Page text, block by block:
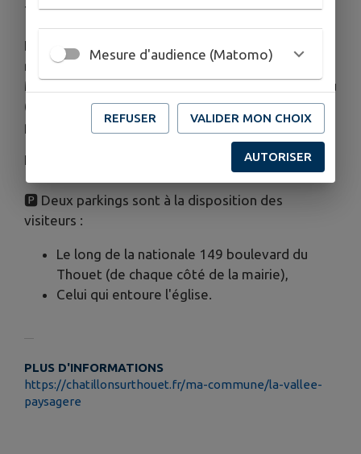
Trias, et bien sûr les animaux en semi-liberté.
Le site s'est appelé au fil des années : Vallée du
ruisseau du Moulin de Rouget (1964), Ruisseau du
Moulin du Milieu (1966), Vallée du Moulin du Milieu
(années 70), Parc de la Vallée (1989) et Vallée
paysagère depuis 2011.
L'accès est entièrement libre.
🅿️ Deux parkings sont à la disposition des
visiteurs :
Le long de la nationale 149 boulevard du
Thouet (de chaque côté de la mairie),
Celui qui entoure l'église.
PLUS D'INFORMATIONS
https://chatillonsurthouet.fr/ma-commune/la-vallee-
paysagere
Mesure d'audience (Matomo)
REFUSER VALIDER MON CHOIX
AUTORISER